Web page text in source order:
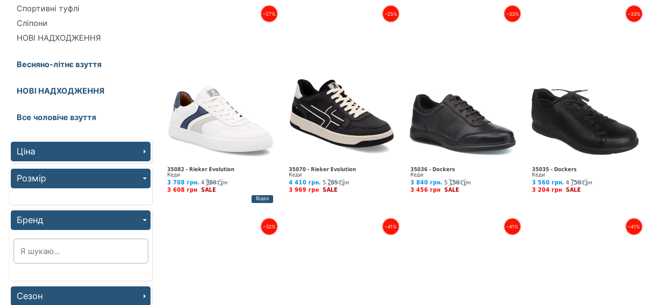
Спортивні туфлі
Сліпони
НОВІ НАДХОДЖЕННЯ
Весняно-літнє взуття
НОВІ НАДХОДЖЕННЯ
Все чоловіче взуття
Ціна
Розмір
Бренд
Сезон
–27%
35082 - Rieker Evolution
Кеди
3 708 грн. 4 960 грн
3 608 грн SALE
Відео
–25%
35070 - Rieker Evolution
Кеди
4 410 грн. 5 265 грн
3 969 грн SALE
–33%
35036 - Dockers
Кеди
3 840 грн. 5 150 грн
3 456 грн SALE
–33%
35035 - Dockers
Кеди
3 560 грн. 4 750 грн
3 204 грн SALE
–32% –41% –41% –41%